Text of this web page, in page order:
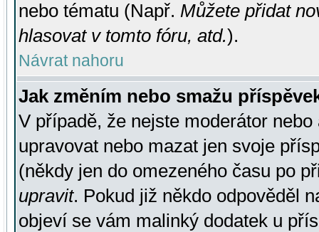
nebo tématu (Např. Můžete přidat
hlasovat v tomto fóru, atd.).
Návrat nahoru
Jak změním nebo smažu
V případě, že nejste moderátor
upravovat nebo mazat jen svoje
(někdy jen do omezeného času po
upravit. Pokud již někdo odpověděl
objeví se vám malinký dodatek u